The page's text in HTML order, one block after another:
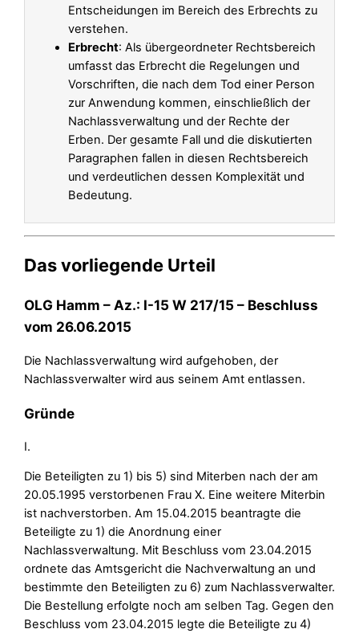
Entscheidungen im Bereich des Erbrechts zu
verstehen.
Erbrecht: Als übergeordneter Rechtsbereich
umfasst das Erbrecht die Regelungen und
Vorschriften, die nach dem Tod einer Person
zur Anwendung kommen, einschließlich der
Nachlassverwaltung und der Rechte der
Erben. Der gesamte Fall und die diskutierten
Paragraphen fallen in diesen Rechtsbereich
und verdeutlichen dessen Komplexität und
Bedeutung.
Das vorliegende Urteil
OLG Hamm – Az.: I-15 W 217/15 – Beschluss
vom 26.06.2015
Die Nachlassverwaltung wird aufgehoben, der
Nachlassverwalter wird aus seinem Amt entlassen.
Gründe
I.
Die Beteiligten zu 1) bis 5) sind Miterben nach der am
20.05.1995 verstorbenen Frau X. Eine weitere Miterbin
ist nachverstorben. Am 15.04.2015 beantragte die
Beteiligte zu 1) die Anordnung einer
Nachlassverwaltung. Mit Beschluss vom 23.04.2015
ordnete das Amtsgericht die Nachverwaltung an und
bestimmte den Beteiligten zu 6) zum Nachlassverwalter.
Die Bestellung erfolgte noch am selben Tag. Gegen den
Beschluss vom 23.04.2015 legte die Beteiligte zu 4)